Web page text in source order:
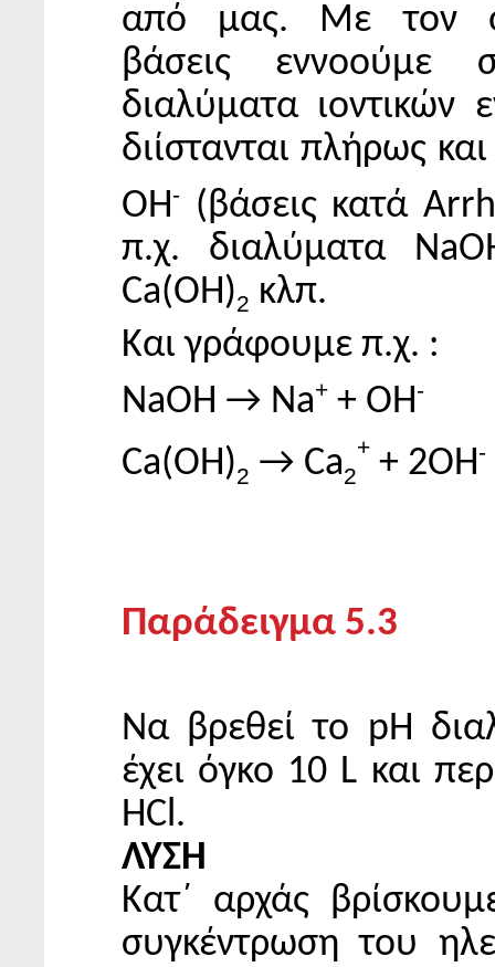
από μας. Με τον
βάσεις εννοούμε
διαλύματα ιοντικών
διίστανται πλήρως
ΟΗ-
(βάσεις κατά
π.χ. διαλύματα
Ca(OH)2 κλπ.
Και γράφουμε π.χ. :
NaOH → Na+ + OH-
Ca(OH)2 → Ca2
+ + 2OH-
Παράδειγμα 5.3
Να βρεθεί το pH
έχει όγκο 10 L και
HCl.
ΛΥΣΗ
Κατ΄ αρχάς
συγκέντρωση του